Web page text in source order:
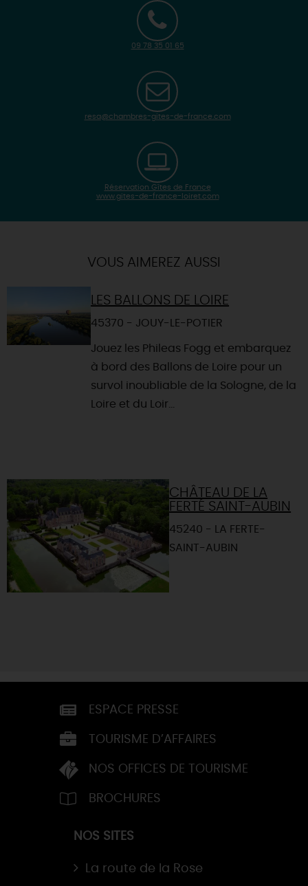
09 78 35 01 65
resa@chambres-gites-de-france.com
Réservation Gîtes de France
www.gites-de-france-loiret.com
VOUS AIMEREZ AUSSI
LES BALLONS DE LOIRE
45370 - JOUY-LE-POTIER
Jouez les Phileas Fogg et embarquez
à bord des Ballons de Loire pour un
survol inoubliable de la Sologne, de la
Loire et du Loir...
CHÂTEAU DE LA
FERTÉ SAINT-AUBIN
45240 - LA FERTE-
SAINT-AUBIN
ESPACE PRESSE
TOURISME D’AFFAIRES
NOS OFFICES DE TOURISME
BROCHURES
NOS SITES
La route de la Rose